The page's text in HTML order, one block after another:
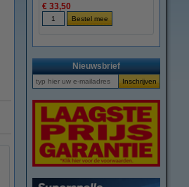
vergroten
€ 33,50
Nieuwsbrief